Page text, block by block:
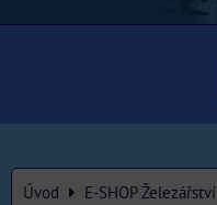
Úvod E-SHOP Železářství